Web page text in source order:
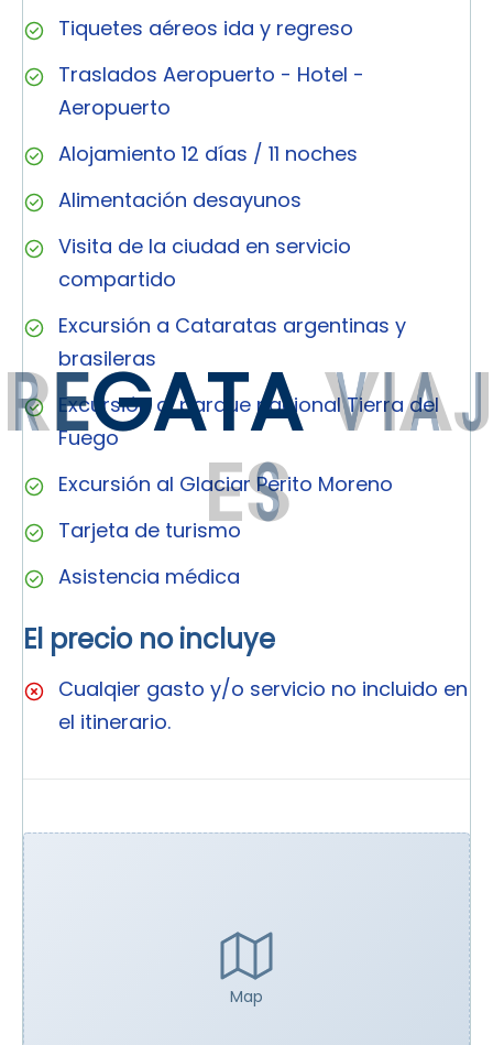
REGATA VIAJ
ES
Tiquetes aéreos ida y regreso
Traslados Aeropuerto - Hotel -
Aeropuerto
Alojamiento 12 días / 11 noches
Alimentación desayunos
Visita de la ciudad en servicio
compartido
Excursión a Cataratas argentinas y
brasileras
Excursión al parque nacional Tierra del
Fuego
Excursión al Glaciar Perito Moreno
Tarjeta de turismo
Asistencia médica
El precio no incluye
Cualqier gasto y/o servicio no incluido en
el itinerario.
Map